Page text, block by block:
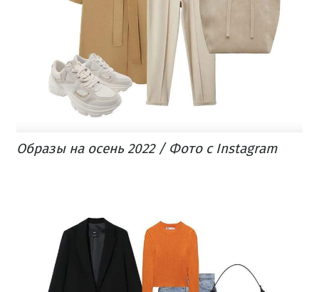
Образы на осень 2022 / Фото с Instagram